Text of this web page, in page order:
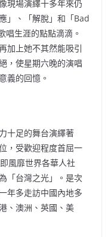
現場演繹十多年來仍
」、「解脫」和「Bad
唱生涯的點點滴滴。
加上她不其然能吸引
，使星期六晚的演唱
義的回憶。
十足的舞台演繹著
，受歡迎程度首屈一
風靡世界各華人社
「台灣之光」。是次
年多走訪中國內地多
、澳洲、英國、美